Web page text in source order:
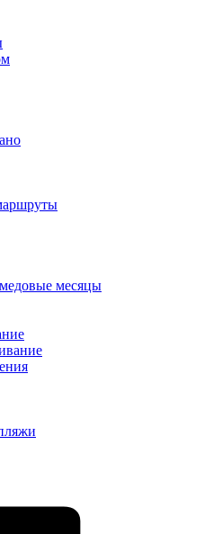
месяцы